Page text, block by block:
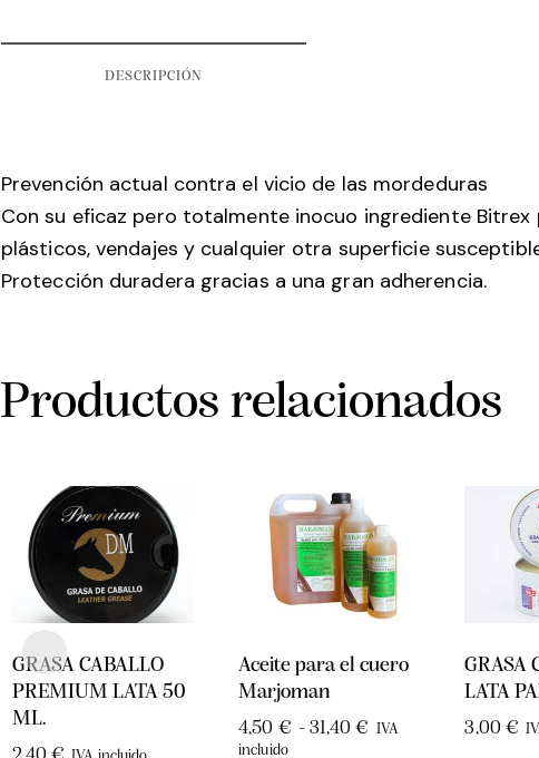
DESCRIPCIÓN
Prevención actual contra el vicio de las mordeduras
Con su eficaz pero totalmente inocuo ingrediente Bitrex
plásticos, vendajes y cualquier otra superficie
Protección duradera gracias a una gran adherencia.
Productos relacionados
GRASA CABALLO
PREMIUM LATA 50
ML.
Aceite para el cuero
Marjoman
4,50 € - 31,40€ IVA
incluido
GRASA
LATA
3,00 €